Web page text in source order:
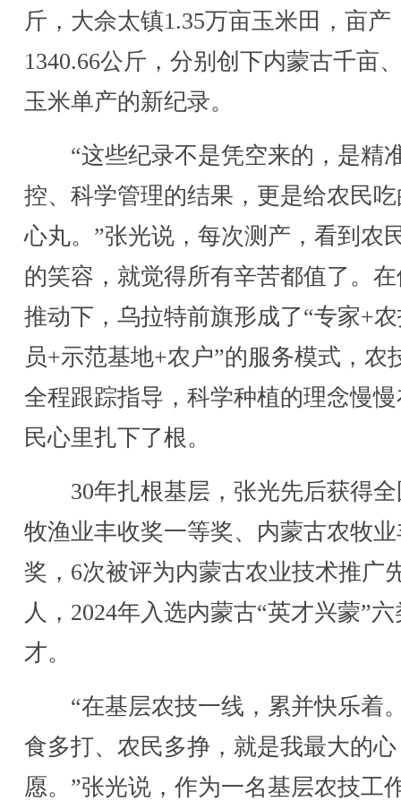
斤，大佘太镇1.35万亩玉米田，亩产
1340.66公斤，分别创下内蒙古千亩
玉米单产的新纪录。
“这些纪录不是凭空来的，是精
控、科学管理的结果，更是给农民
心丸。”张光说，每次测产，看到农
的笑容，就觉得所有辛苦都值了。
推动下，乌拉特前旗形成了“专家+
员+示范基地+农户”的服务模式，农
全程跟踪指导，科学种植的理念慢
民心里扎下了根。
30年扎根基层，张光先后获得全
牧渔业丰收奖一等奖、内蒙古农牧
奖，6次被评为内蒙古农业技术推广
人，2024年入选内蒙古“英才兴蒙”
才。
“在基层农技一线，累并快乐着
食多打、农民多挣，就是我最大的心
愿。”张光说，作为一名基层农技工